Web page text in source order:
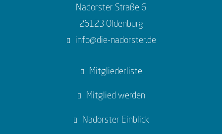
Nadorster Straße 6
26123 Oldenburg
info@die-nadorster.de
Mitgliederliste
Mitglied werden
Nadorster Einblick